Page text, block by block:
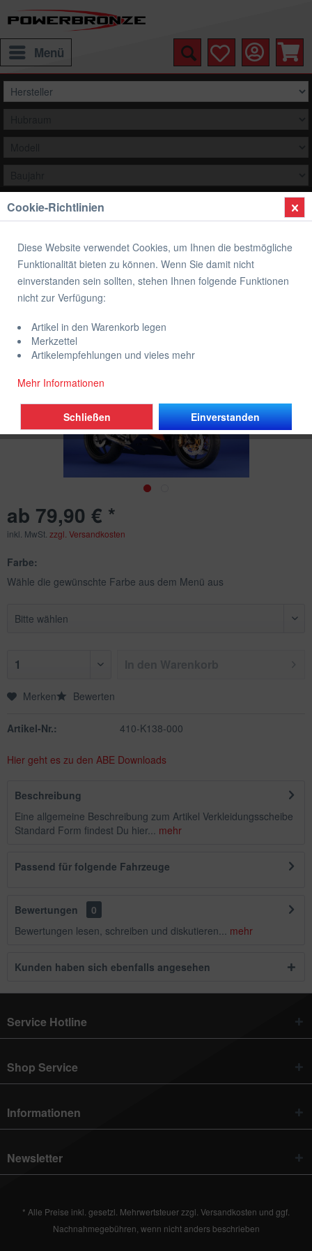
Menü
Auswählen
Übersicht Verkleidungsscheibe Standard Form
Verkleidungsscheibe Standard Form
KAWASAKI ZX-10 R
ab 79,90 € *
inkl. MwSt. zzgl. Versandkosten
Farbe:
Wähle die gewünschte Farbe aus dem Menü aus
Merken Bewerten
Artikel-Nr.: 410-K138-000
Hier geht es zu den ABE Downloads
Beschreibung
Eine allgemeine Beschreibung zum Artikel Verkleidungsscheibe
Standard Form findest Du hier... mehr
Passend für folgende Fahrzeuge
Bewertungen
0
Bewertungen lesen, schreiben und diskutieren... mehr
Kunden haben sich ebenfalls angesehen
Service Hotline
Shop Service
Informationen
Newsletter
* Alle Preise inkl. gesetzl. Mehrwertsteuer zzgl. Versandkosten und ggf.
Nachnahmegebühren, wenn nicht anders beschrieben
Cookie-Richtlinien
Diese Website verwendet Cookies, um Ihnen die bestmögliche
Funktionalität bieten zu können. Wenn Sie damit nicht
einverstanden sein sollten, stehen Ihnen folgende Funktionen
nicht zur Verfügung:
Artikel in den Warenkorb legen
Merkzettel
Artikelempfehlungen und vieles mehr
Mehr Informationen
Einverstanden
Schließen